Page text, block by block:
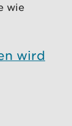
wie
wird